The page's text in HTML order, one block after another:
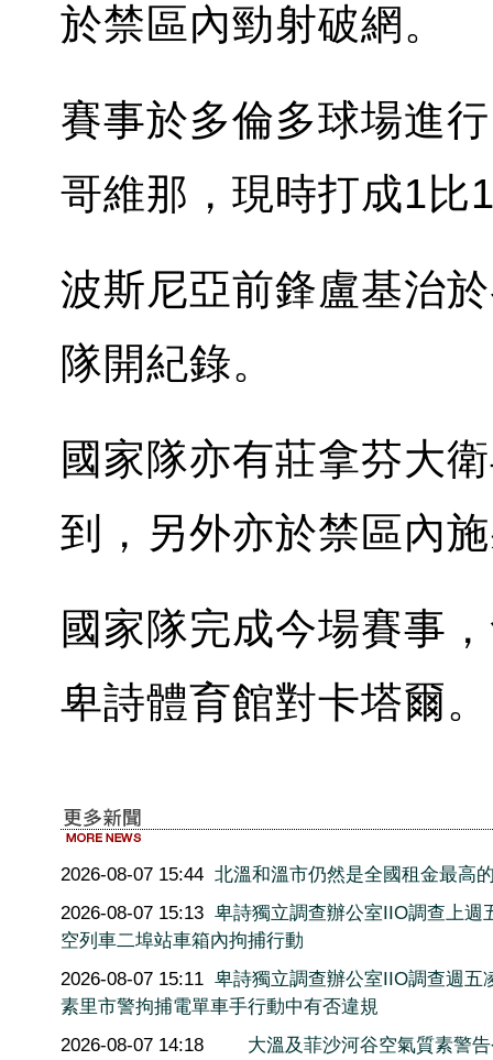
於禁區內勁射破網。
賽事於多倫多球場進
哥維那，現時打成1比
波斯尼亞前鋒盧基治
隊開紀錄。
國家隊亦有莊拿芬大
到，另外亦於禁區內
國家隊完成今場賽事
卑詩體育館對卡塔爾。
2026-08-07 15:44 北溫和溫市仍然是全國租金最高
2026-08-07 15:13 卑詩獨立調查辦公室IIO調查上週
空列車二埠站車箱內拘捕行動
2026-08-07 15:11 卑詩獨立調查辦公室IIO調查週五
素里市警拘捕電單車手行動中有否違規
2026-08-07 14:18
大溫及菲沙河谷空氣質素警